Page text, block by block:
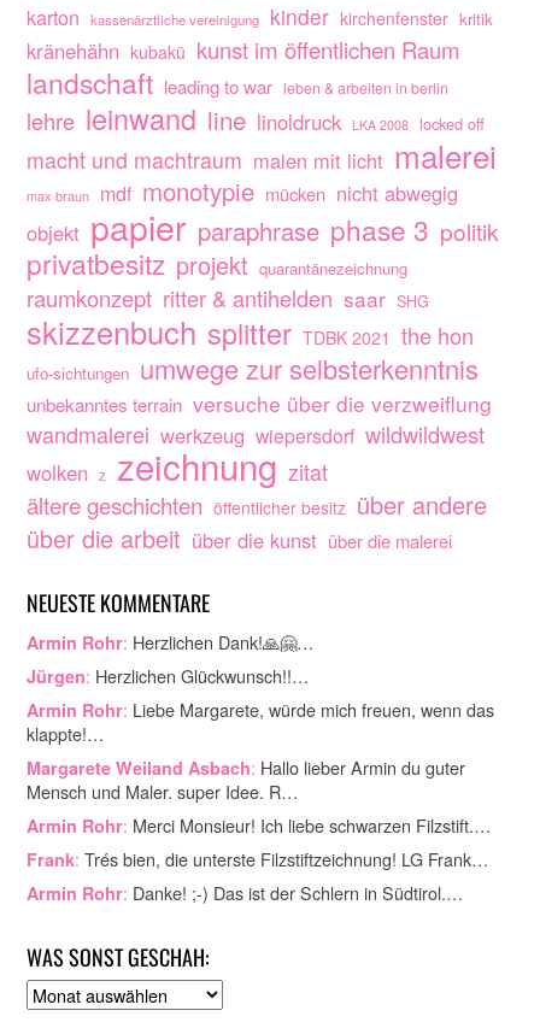
karton kassenärztliche vereinigung kinder kirchenfenster kritik
kränehähn kubakü kunst im öffentlichen Raum
landschaft leading to war leben & arbeiten in berlin
lehre leinwand line linoldruck LKA 2008 locked off
macht und machtraum malen mit licht malerei
max braun mdf monotypie mücken nicht abwegig
objekt papier paraphrase phase 3 politik
privatbesitz projekt quarantänezeichnung
raumkonzept ritter & antihelden saar SHG
skizzenbuch splitter TDBK 2021 the hon
ufo-sichtungen umwege zur selbsterkenntnis
unbekanntes terrain versuche über die verzweiflung
wandmalerei werkzeug wiepersdorf wildwildwest
wolken z zeichnung zitat
ältere geschichten öffentlicher besitz über andere
über die arbeit über die kunst über die malerei
NEUESTE KOMMENTARE
Armin Rohr: Herzlichen Dank!🙏🤗…
Jürgen: Herzlichen Glückwunsch!!…
Armin Rohr: Liebe Margarete, würde mich freuen, wenn das
klappte!…
Margarete Weiland Asbach: Hallo lieber Armin du guter
Mensch und Maler. super Idee. R…
Armin Rohr: Merci Monsieur! Ich liebe schwarzen Filzstift.…
Frank: Trés bien, die unterste Filzstiftzeichnung! LG Frank…
Armin Rohr: Danke! ;-) Das ist der Schlern in Südtirol.…
WAS SONST GESCHAH:
A